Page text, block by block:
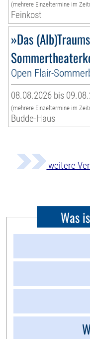
(mehrere Einzeltermine im
Feinkost
»Das
Open Flair-
08.08.2026 bis
(mehrere Einzeltermine im
Budde-Haus
weitere
Was